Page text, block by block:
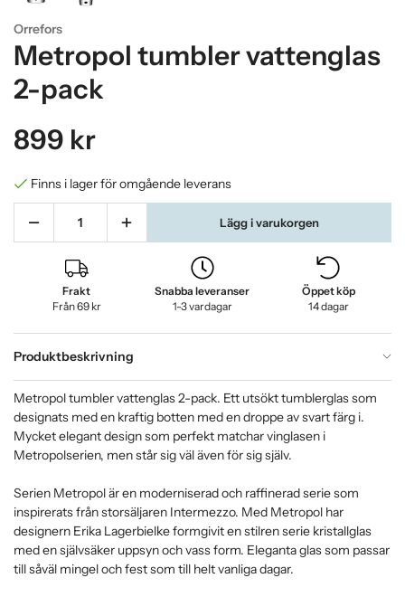
Orrefors
Metropol tumbler vattenglas
2-pack
899 kr
Finns i lager för omgående leverans
Lägg i varukorgen
Frakt
Från 69 kr
Snabba leveranser
1-3 vardagar
Öppet köp
14 dagar
Produktbeskrivning
Metropol tumbler vattenglas 2-pack. Ett utsökt tumblerglas som
designats med en kraftig botten med en droppe av svart färg i.
Mycket elegant design som perfekt matchar vinglasen i
Metropolserien, men står sig väl även för sig själv.
Serien Metropol är en moderniserad och raffinerad serie som
inspirerats från storsäljaren Intermezzo. Med Metropol har
designern Erika Lagerbielke formgivit en stilren serie kristallglas
med en självsäker uppsyn och vass form. Eleganta glas som passar
till såväl mingel och fest som till helt vanliga dagar.